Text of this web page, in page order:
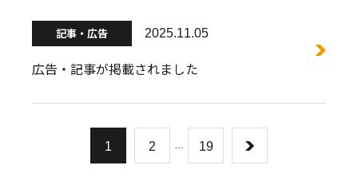
記事・広告 2025.11.05
広告・記事が掲載されました
1 2 … 19